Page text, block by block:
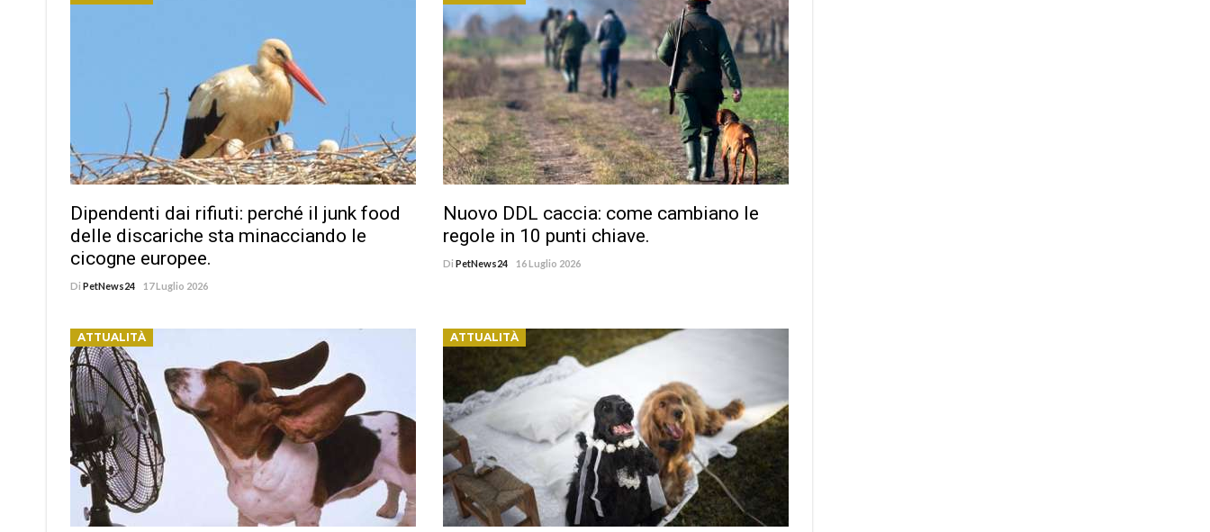
Dipendenti dai rifiuti: perché il junk food
delle discariche sta minacciando le
cicogne europee.
Di PetNews24 17 Luglio 2026
Nuovo DDL caccia: come cambiano le
regole in 10 punti chiave.
Di PetNews24 16 Luglio 2026
ATTUALITÀ ATTUALITÀ